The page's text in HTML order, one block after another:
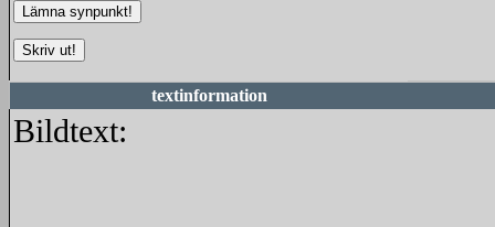
textinformation
Bildtext: